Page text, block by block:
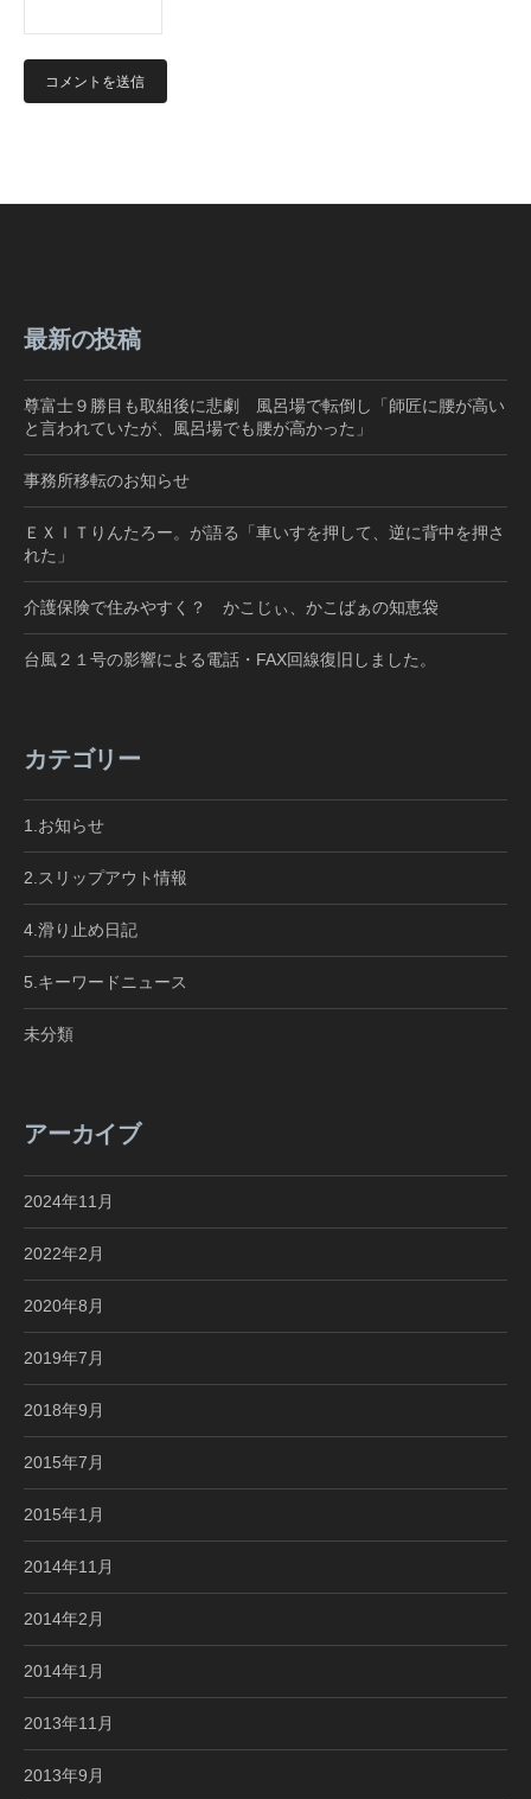
最新の投稿
尊富士９勝目も取組後に悲劇 風呂場で転倒し「師匠に腰が高い
と言われていたが、風呂場でも腰が高かった」
事務所移転のお知らせ
ＥＸＩＴりんたろー。が語る「車いすを押して、逆に背中を押さ
れた」
介護保険で住みやすく？ かこじぃ、かこばぁの知恵袋
台風２１号の影響による電話・FAX回線復旧しました。
カテゴリー
1.お知らせ
2.スリップアウト情報
4.滑り止め日記
5.キーワードニュース
未分類
アーカイブ
2024年11月
2022年2月
2020年8月
2019年7月
2018年9月
2015年7月
2015年1月
2014年11月
2014年2月
2014年1月
2013年11月
2013年9月